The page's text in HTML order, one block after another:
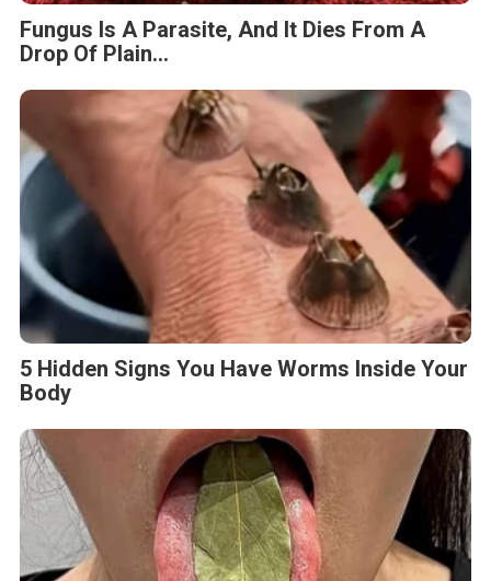
Fungus Is A Parasite, And It Dies From A
Drop Of Plain...
5 Hidden Signs You Have Worms Inside Your
Body